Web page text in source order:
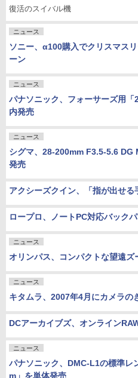
復活のスイバル機
ニュース
ソニー、α100購入でクリスマス
ーン
ニュース
パナソニック、フォーサーズ用
内発売
ニュース
シグマ、28-200mm F3.5-5.6 DG
発売
アクシーズクイン、「指が出せ
ロープロ、ノートPC対応バック
ニュース
オリンパス、コンパクトな望遠ズ
ニュース
キタムラ、2007年4月にカメラの
DCアーカイブズ、オンライン
ニュース
パナソニック、DMC-L1の標準
m」を単体発売